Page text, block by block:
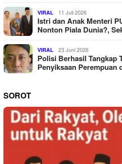
VIRAL 11 Juli 2026
Istri dan Anak Menteri
Nonton Piala Dunia?,
VIRAL 23 Juni 2026
Polisi Berhasil Tangkap
Penyiksaan Perempuan
SOROT